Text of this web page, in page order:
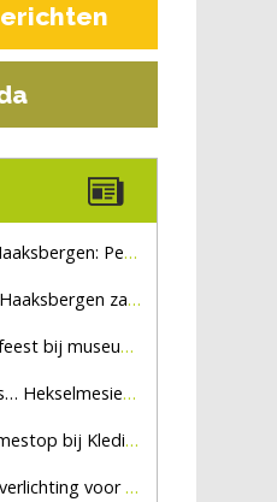
met zon en droog
8 augustus, marktplein Haaksbergen
De Lebbenbrugge
Kledingbank Stefania
De Veldmaat en De Pas